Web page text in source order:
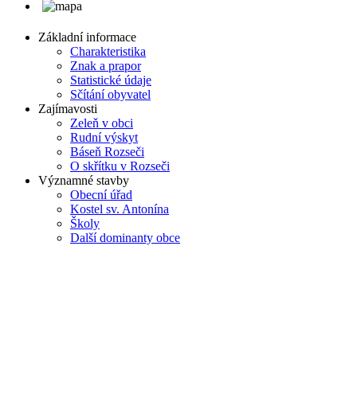
Základní informace
Charakteristika
Znak a prapor
Statistické údaje
Sčítání obyvatel
Zajímavosti
Zeleň v obci
Rudní výskyt
Báseň Rozseči
O skřítku v Rozseči
Významné stavby
Obecní úřad
Kostel sv. Antonína
Školy
Další dominanty obce